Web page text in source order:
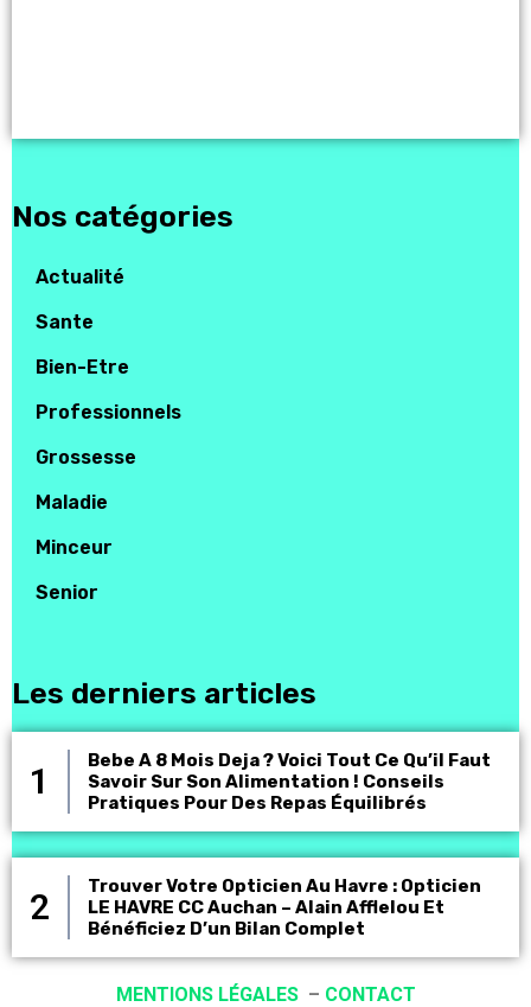
Nos catégories
Actualité
Sante
Bien-Etre
Professionnels
Grossesse
Maladie
Minceur
Senior
Les derniers articles
Bebe A 8 Mois Deja ? Voici Tout Ce Qu’il Faut
Savoir Sur Son Alimentation ! Conseils
Pratiques Pour Des Repas Équilibrés
Trouver Votre Opticien Au Havre : Opticien
LE HAVRE CC Auchan – Alain Afflelou Et
Bénéficiez D’un Bilan Complet
MENTIONS LÉGALES – CONTACT